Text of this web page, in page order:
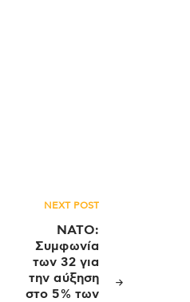
NEXT POST
ΝΑΤΟ:
Συμφωνία
των 32 για
την αύξηση
στο 5% των